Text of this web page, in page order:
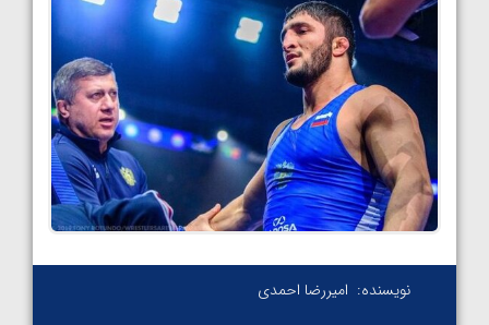
نویسنده: امیررضا احمدی